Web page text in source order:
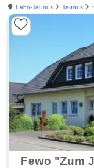
Lahn-Taunus Taunus
Fewo "Zum